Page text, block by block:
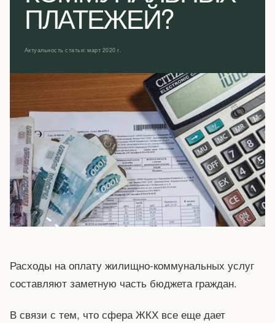
ПЛАТЕЖЕЙ?
Актуальность статьи: март 2020 г.
Расходы на оплату жилищно-коммунальных услуг
составляют заметную часть бюджета граждан.
В связи с тем, что сфера ЖКХ все еще дает